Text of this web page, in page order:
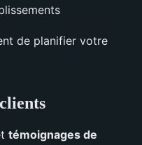
de planifier votre
témoignages de